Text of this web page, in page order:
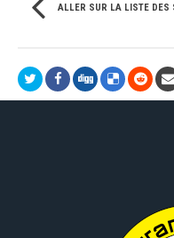
ALLER SUR LA LISTE DES